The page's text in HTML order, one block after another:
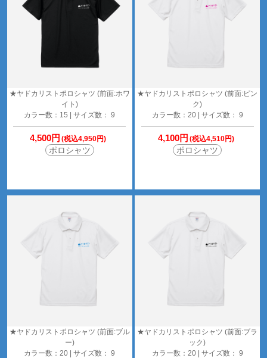
★ヤドカリストポロシャツ (前面:ホワ
イト)
カラー数：15 | サイズ数： 9
4,500円 (税込4,950円)
ポロシャツ
★ヤドカリストポロシャツ (前面:ピン
ク)
カラー数：20 | サイズ数： 9
4,100円 (税込4,510円)
ポロシャツ
★ヤドカリストポロシャツ (前面:ブル
ー)
カラー数：20 | サイズ数： 9
★ヤドカリストポロシャツ (前面:ブラ
ック)
カラー数：20 | サイズ数： 9